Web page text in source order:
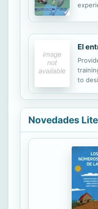
El
to
Novedades